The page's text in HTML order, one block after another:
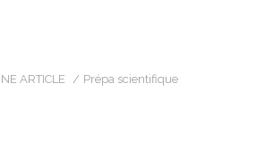
ARTICLE Prépa scientifique